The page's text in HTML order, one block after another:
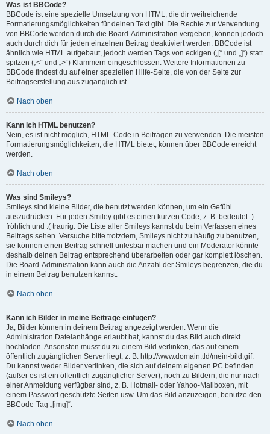
Was ist BBCode?
BBCode ist eine spezielle Umsetzung von HTML, die dir weitreichende
Formatierungsmöglichkeiten für deinen Text gibt. Die Rechte zur Verwendung
von BBCode werden durch die Board-Administration vergeben, können jedoch
auch durch dich für jeden einzelnen Beitrag deaktiviert werden. BBCode ist
ähnlich wie HTML aufgebaut, jedoch werden Tags von eckigen („[“ und „]“) statt
spitzen („<“ und „>“) Klammern eingeschlossen. Weitere Informationen zu
BBCode findest du auf einer speziellen Hilfe-Seite, die von der Seite zur
Beitragserstellung aus zugänglich ist.
Nach oben
Kann ich HTML benutzen?
Nein, es ist nicht möglich, HTML-Code in Beiträgen zu verwenden. Die meisten
Formatierungsmöglichkeiten, die HTML bietet, können über BBCode erreicht
werden.
Nach oben
Was sind Smileys?
Smileys sind kleine Bilder, die benutzt werden können, um ein Gefühl
auszudrücken. Für jeden Smiley gibt es einen kurzen Code, z. B. bedeutet :)
fröhlich und :( traurig. Die Liste aller Smileys kannst du beim Verfassen eines
Beitrags sehen. Versuche bitte trotzdem, Smileys nicht zu häufig zu benutzen,
sie können einen Beitrag schnell unlesbar machen und ein Moderator könnte
deshalb deinen Beitrag entsprechend überarbeiten oder gar komplett löschen.
Die Board-Administration kann auch die Anzahl der Smileys begrenzen, die du
in einem Beitrag benutzen kannst.
Nach oben
Kann ich Bilder in meine Beiträge einfügen?
Ja, Bilder können in deinem Beitrag angezeigt werden. Wenn die
Administration Dateianhänge erlaubt hat, kannst du das Bild auch direkt
hochladen. Ansonsten musst du zu einem Bild verlinken, das auf einem
öffentlich zugänglichen Server liegt, z. B. http://www.domain.tld/mein-bild.gif.
Du kannst weder Bilder verlinken, die sich auf deinem eigenen PC befinden
(außer es ist ein öffentlich zugänglicher Server), noch zu Bildern, die nur nach
einer Anmeldung verfügbar sind, z. B. Hotmail- oder Yahoo-Mailboxen, mit
einem Passwort geschützte Seiten usw. Um das Bild anzuzeigen, benutze den
BBCode-Tag „[img]“.
Nach oben